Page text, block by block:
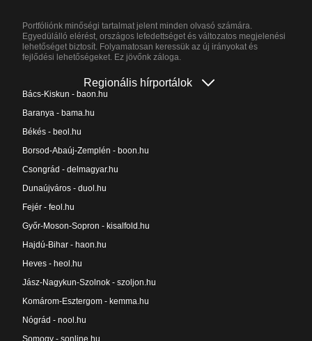
Portfóliónk minőségi tartalmat jelent minden olvasó számára.
Egyedülálló elérést, országos lefedettséget és változatos megjelenési
lehetőséget biztosít. Folyamatosan keressük az új irányokat és
fejlődési lehetőségeket. Ez jövőnk záloga.
Regionális hírportálok
Bács-Kiskun - baon.hu
Baranya - bama.hu
Békés - beol.hu
Borsod-Abaúj-Zemplén - boon.hu
Csongrád - delmagyar.hu
Dunaújváros - duol.hu
Fejér - feol.hu
Győr-Moson-Sopron - kisalfold.hu
Hajdú-Bihar - haon.hu
Heves - heol.hu
Jász-Nagykun-Szolnok - szoljon.hu
Komárom-Esztergom - kemma.hu
Nógrád - nool.hu